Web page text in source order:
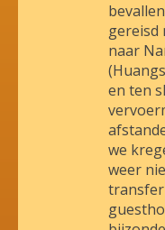
gereisd
naar
en ten
we
weer